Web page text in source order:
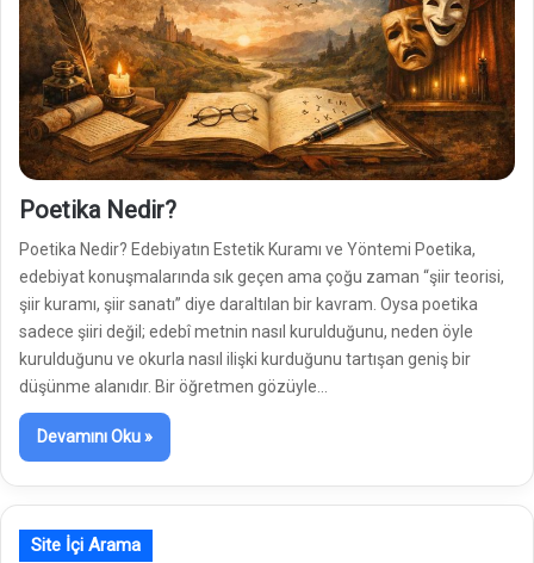
Poetika Nedir?
Poetika Nedir? Edebiyatın Estetik Kuramı ve Yöntemi Poetika,
edebiyat konuşmalarında sık geçen ama çoğu zaman “şiir teorisi,
şiir kuramı, şiir sanatı” diye daraltılan bir kavram. Oysa poetika
sadece şiiri değil; edebî metnin nasıl kurulduğunu, neden öyle
kurulduğunu ve okurla nasıl ilişki kurduğunu tartışan geniş bir
düşünme alanıdır. Bir öğretmen gözüyle…
Devamını Oku »
Site İçi Arama